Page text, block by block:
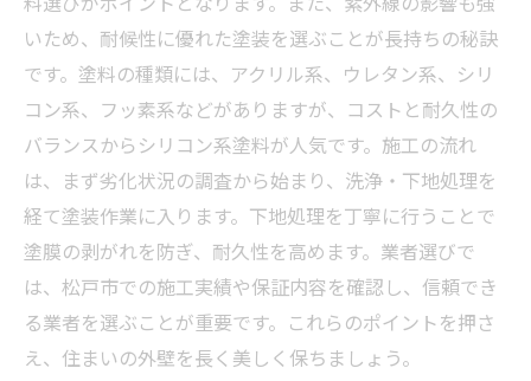
いため、耐候性に優れた塗装を選ぶことが長持ちの秘訣
です。塗料の種類には、アクリル系、ウレタン系、シリ
コン系、フッ素系などがありますが、コストと耐久性の
バランスからシリコン系塗料が人気です。施工の流れ
は、まず劣化状況の調査から始まり、洗浄・下地処理を
経て塗装作業に入ります。下地処理を丁寧に行うことで
塗膜の剥がれを防ぎ、耐久性を高めます。業者選びで
は、松戸市での施工実績や保証内容を確認し、信頼でき
る業者を選ぶことが重要です。これらのポイントを押さ
え、住まいの外壁を長く美しく保ちましょう。